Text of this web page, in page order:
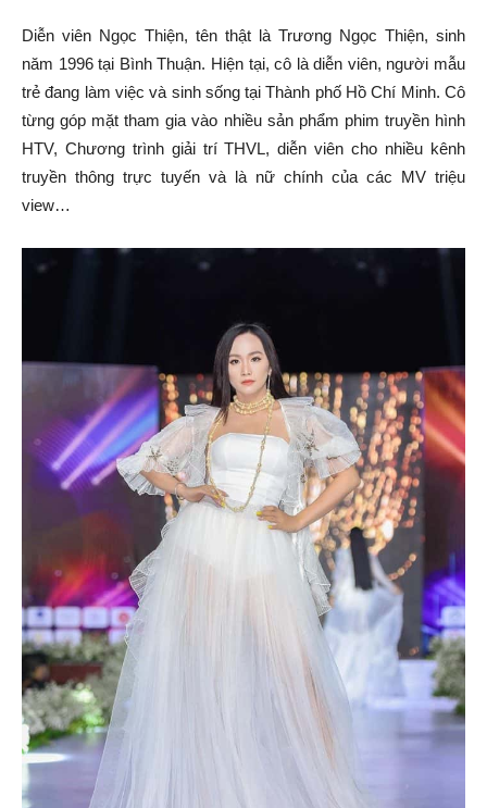
Diễn viên Ngọc Thiện, tên thật là Trương Ngọc Thiện, sinh
năm 1996 tại Bình Thuận. Hiện tại, cô là diễn viên, người mẫu
trẻ đang làm việc và sinh sống tại Thành phố Hồ Chí Minh. Cô
từng góp mặt tham gia vào nhiều sản phẩm phim truyền hình
HTV, Chương trình giải trí THVL, diễn viên cho nhiều kênh
truyền thông trực tuyến và là nữ chính của các MV triệu
view…